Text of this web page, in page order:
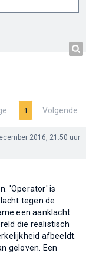
1 Volgende
2016, 21:50 uur
'Operator' is
tegen de
een aanklacht
die realistisch
afbeeldt.
geloven. Een